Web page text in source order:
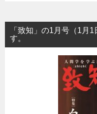
「致知」の1月号（1月
す。